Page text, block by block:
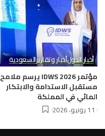
أخبار الدولأخبار وتقاريرالسعودية
مؤتمر IDWS 2026 يرسم ملامح
مستقبل الاستدامة والابتكار
المائي في المملكة
11 يونيو، 2026